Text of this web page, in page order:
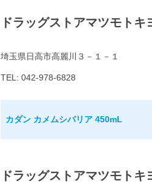
ドラッグストアマツモトキ
埼玉県日高市高麗川３－１－１
TEL: 042-978-6828
カダン カメムシバリア 450mL
ドラッグストアマツモト